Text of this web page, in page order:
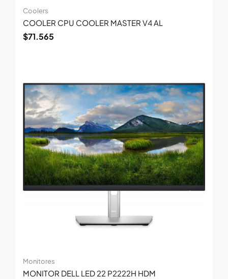
Coolers
COOLER CPU COOLER MASTER V4 AL
$71.565
Monitores
MONITOR DELL LED 22 P2222H HDM